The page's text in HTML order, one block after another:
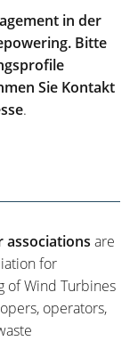
in der
Bitte
Sie Kontakt
.
associations are
for
of Wind Turbines
operators,